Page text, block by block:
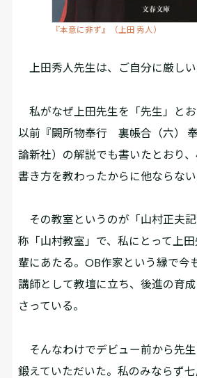
『本意に非ず』（上田 秀人）
上田秀人先生は、ご自分に厳しい
私がなぜ上田先生を「先生」とお
以前『闕所物奉行 裏帳合（六）
論新社）の解説でも書いたとおり
書き方を教わったからに他ならない
その教室というのが「山村正夫
称「山村教室」で、私にとって上
輩にあたる。OB作家という縁で今
講師として教壇に立ち、後進の育
さっている。
そんなわけでデビュー前から先
鍛えていただいた。私のみならず